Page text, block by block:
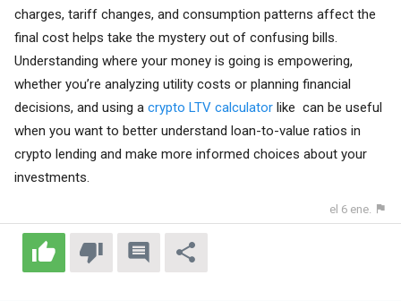
charges, tariff changes, and consumption patterns affect the
final cost helps take the mystery out of confusing bills.
Understanding where your money is going is empowering,
whether you’re analyzing utility costs or planning financial
decisions, and using a crypto LTV calculatorlike can be useful
when you want to better understand loan-to-value ratios in
crypto lending and make more informed choices about your
investments.
el 6 ene.